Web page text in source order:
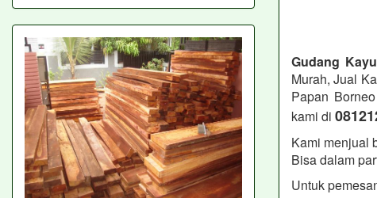
Gudang Kayu
Murah, Jual
Papan
kami di
Kami menjual
Bisa dalam
Untuk